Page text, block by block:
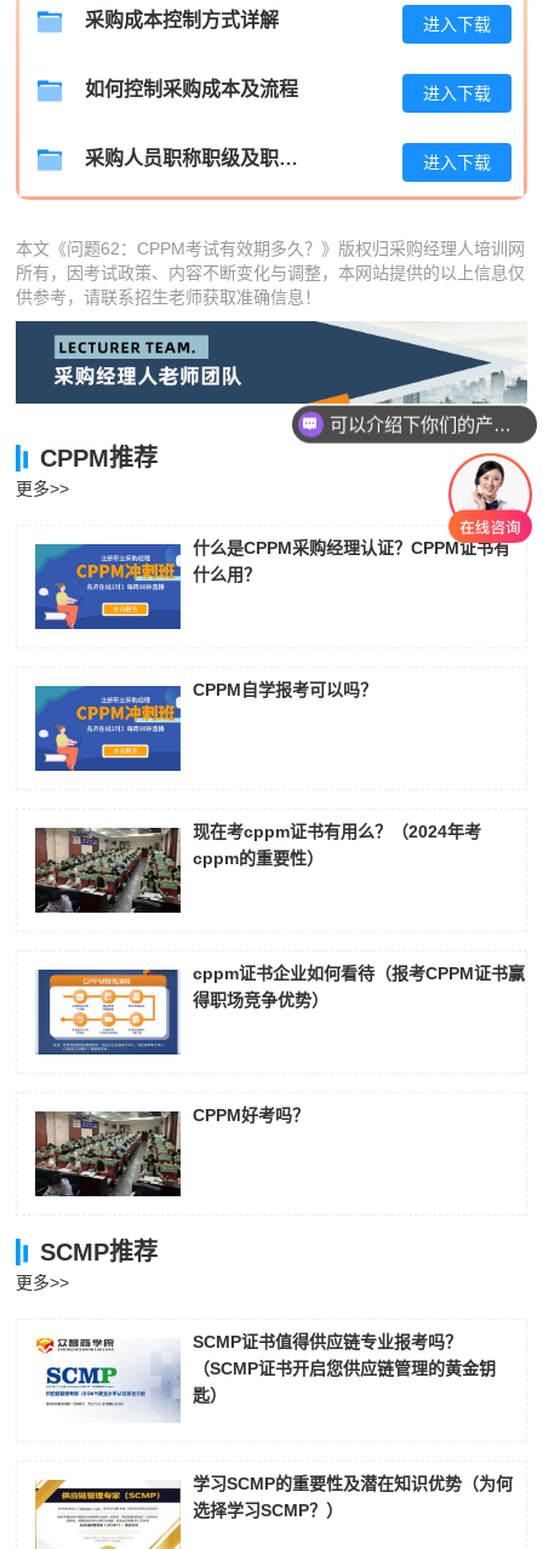
陈** 133****9581
采购成本控制方式详解 进入下载
如何控制采购成本及流程 进入下载
采购人员职称职级及职位晋升管理制度 进入下载
本文《问题62：CPPM考试有效期多久？》版权归采购经理人培训网
所有，因考试政策、内容不断变化与调整，本网站提供的以上信息仅
供参考，请联系招生老师获取准确信息！
CPPM推荐
更多>>
什么是CPPM采购经理认证？CPPM证书有
什么用？
CPPM自学报考可以吗？
现在考cppm证书有用么？（2024年考
cppm的重要性）
cppm证书企业如何看待（报考CPPM证书赢
得职场竞争优势）
CPPM好考吗？
SCMP推荐
更多>>
SCMP证书值得供应链专业报考吗？
（SCMP证书开启您供应链管理的黄金钥
匙）
学习SCMP的重要性及潜在知识优势（为何
选择学习SCMP？）
可以介绍下你们的产品么
你们是怎么收费的呢